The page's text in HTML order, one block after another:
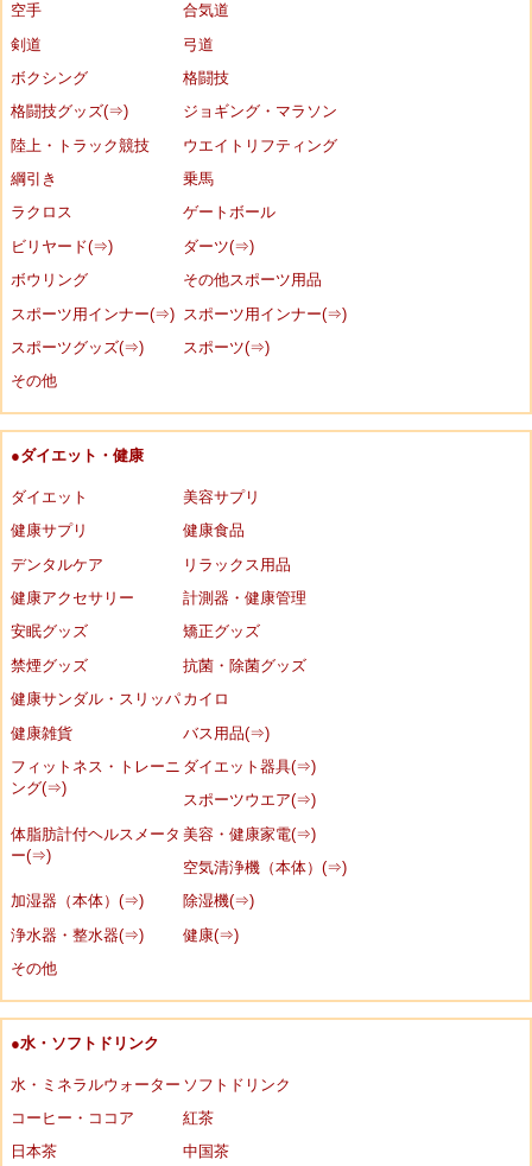
空手
合気道
剣道
弓道
ボクシング
格闘技
格闘技グッズ(⇒)
ジョギング・マラソン
陸上・トラック競技
ウエイトリフティング
綱引き
乗馬
ラクロス
ゲートボール
ビリヤード(⇒)
ダーツ(⇒)
ボウリング
その他スポーツ用品
スポーツ用インナー(⇒)
スポーツ用インナー(⇒)
スポーツグッズ(⇒)
スポーツ(⇒)
その他
●ダイエット・健康
ダイエット
美容サプリ
健康サプリ
健康食品
デンタルケア
リラックス用品
健康アクセサリー
計測器・健康管理
安眠グッズ
矯正グッズ
禁煙グッズ
抗菌・除菌グッズ
健康サンダル・スリッパ カイロ
健康雑貨
バス用品(⇒)
フィットネス・トレーニ
ング(⇒)
ダイエット器具(⇒)
スポーツウエア(⇒)
体脂肪計付ヘルスメータ
ー(⇒)
美容・健康家電(⇒)
空気清浄機（本体）(⇒)
加湿器（本体）(⇒)
除湿機(⇒)
浄水器・整水器(⇒)
健康(⇒)
その他
●水・ソフトドリンク
水・ミネラルウォーター ソフトドリンク
コーヒー・ココア
紅茶
日本茶
中国茶